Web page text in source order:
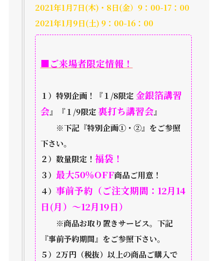
2021年1月7日(木)・8日(金）9：00-17：00
2021年1月9日(土) 9：00-16：00
■ご来場者限定情報！
１）特別企画！『１/8限定金銀箔講習
会』『１/9限定裏打ち講習会』
※下記『特別企画①・②』をご参照
下さい。
２）数量限定！ 福袋！
３） 最大50％OFF商品ご用意！
４） 事前予約（ご注文期間：12月14
日(月）～12月19日）
※商品お取り置きサービス。下記
『事前予約期間』をご参照下さい。
５）2万円（税抜）以上の商品ご購入で